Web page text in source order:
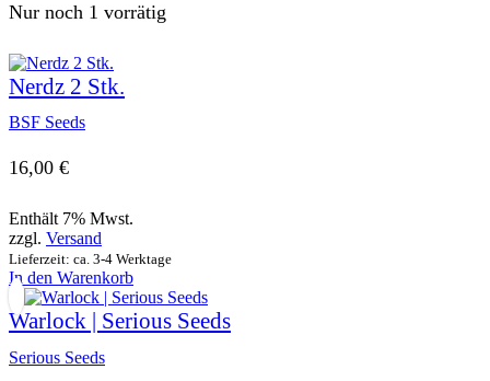
Nur noch 1 vorrätig
Nerdz 2 Stk.
BSF Seeds
16,00 €
Enthält 7% Mwst.
zzgl. Versand
Lieferzeit: ca. 3-4 Werktage
In den Warenkorb
Warlock | Serious Seeds
Serious Seeds